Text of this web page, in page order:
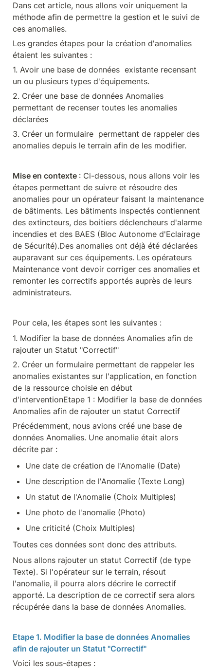
Dans cet article, nous allons voir uniquement la
méthode afin de permettre la gestion et le suivi de
ces anomalies.
Les grandes étapes pour la création d'anomalies
étaient les suivantes :
1. Avoir une base de données  existante recensant
un ou plusieurs types d'équipements.
2. Créer une base de données Anomalies
permettant de recenser toutes les anomalies
déclarées
3. Créer un formulaire  permettant de rappeler des
anomalies depuis le terrain afin de les modifier.
Mise en contexte : Ci-dessous, nous allons voir les
étapes permettant de suivre et résoudre des
anomalies pour un opérateur faisant la maintenance
de bâtiments. Les bâtiments inspectés contiennent
des extincteurs, des boitiers déclencheurs d'alarme
incendies et des BAES (Bloc Autonome d'Eclairage
de Sécurité).Des anomalies ont déjà été déclarées
auparavant sur ces équipements. Les opérateurs
Maintenance vont devoir corriger ces anomalies et
remonter les correctifs apportés auprès de leurs
administrateurs.
Pour cela, les étapes sont les suivantes :
1. Modifier la base de données Anomalies afin de
rajouter un Statut "Correctif"
2. Créer un formulaire permettant de rappeler les
anomalies existantes sur l'application, en fonction
de la ressource choisie en début
d'interventionEtape 1 : Modifier la base de données
Anomalies afin de rajouter un statut Correctif
Précédemment, nous avions créé une base de
données Anomalies. Une anomalie était alors
décrite par :
Une date de création de l'Anomalie (Date)
Une description de l'Anomalie (Texte Long)
Un statut de l'Anomalie (Choix Multiples)
Une photo de l'anomalie (Photo)
Une criticité (Choix Multiples)
Toutes ces données sont donc des attributs.
Nous allons rajouter un statut Correctif (de type
Texte). Si l'opérateur sur le terrain, résout
l'anomalie, il pourra alors décrire le correctif
apporté. La description de ce correctif sera alors
récupérée dans la base de données Anomalies.
Etape 1. Modifier la base de données Anomalies
afin de rajouter un Statut "Correctif"
Voici les sous-étapes :